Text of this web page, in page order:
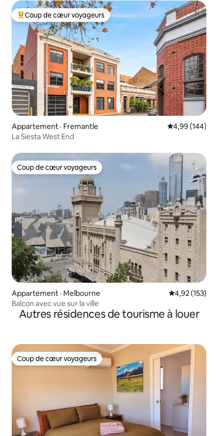
Coup de cœur voyageurs parmi les plus aimés
Coup de cœur voyageurs
Appartement · Fremantle Note
4,99 (144)
La Siesta West End
Coup de cœur voyageurs
Coup de cœur voyageurs
Appartement · Melbourne Note
4,92 (153)
Balcon avec vue sur la ville
Autres résidences de tourisme à louer
Coup de cœur voyageurs
Coup de cœur voyageurs